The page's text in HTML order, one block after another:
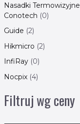
Nasadki Termowizyjne
Conotech 0
Guide 2
Hikmicro 2
InfiRay 0
Nocpix 4
Filtruj wg ceny